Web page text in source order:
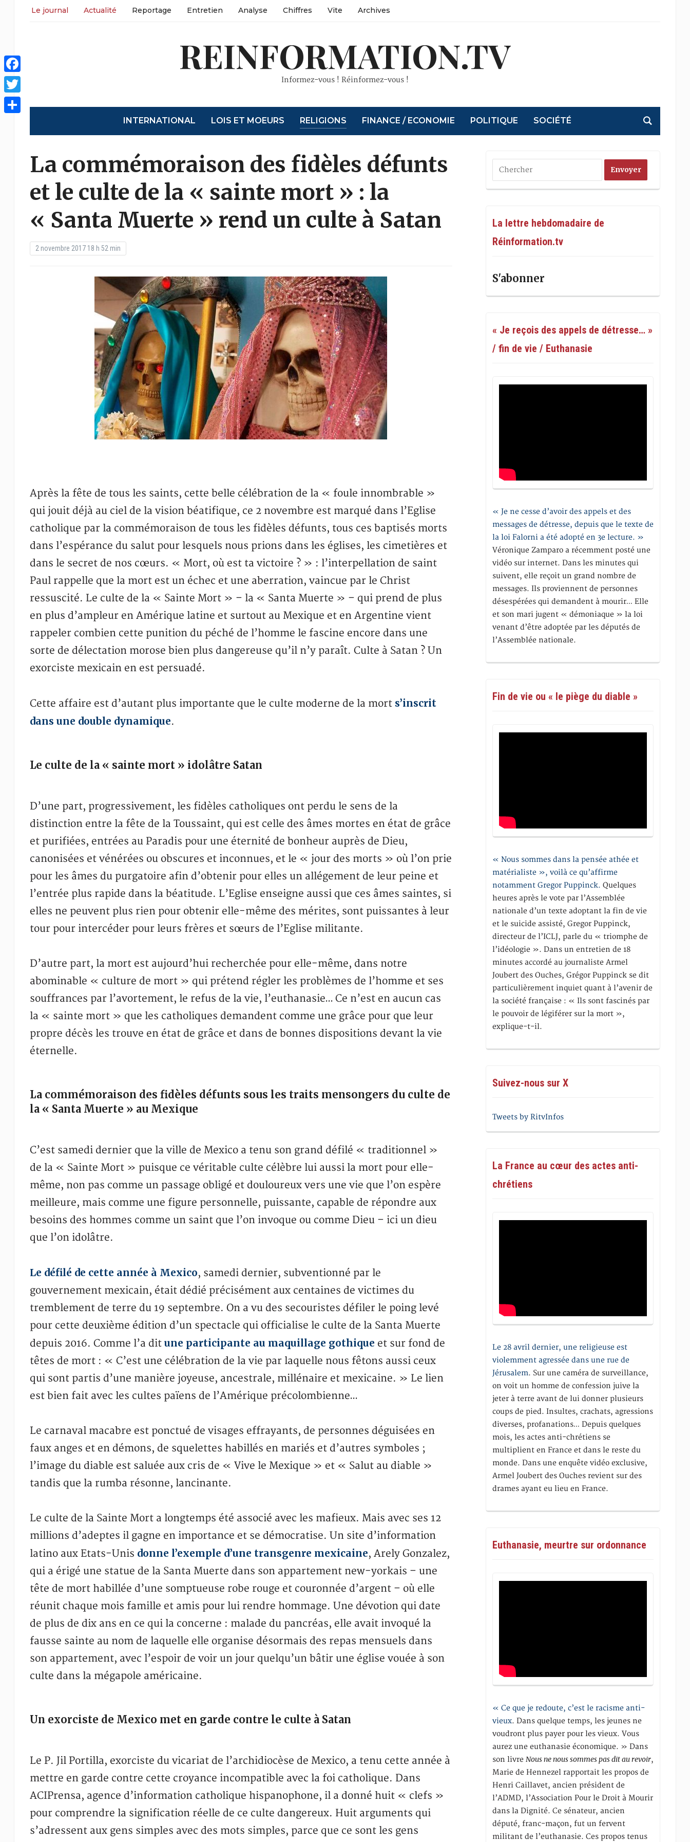
Le journal Actualité Reportage Entretien Analyse Chiffres Vite Archives
REINFORMATION.TV
Informez-vous ! Réinformez-vous !
INTERNATIONAL LOIS ET MOEURS RELIGIONS FINANCE / ECONOMIE POLITIQUE SOCIÉTÉ
La commémoraison des fidèles défunts
et le culte de la « sainte mort » : la
« Santa Muerte » rend un culte à Satan
2 novembre 2017 18 h 52 min
Après la fête de tous les saints, cette belle célébration de la « foule innombrable »
qui jouit déjà au ciel de la vision béatifique, ce 2 novembre est marqué dans l’Eglise
catholique par la commémoraison de tous les fidèles défunts, tous ces baptisés morts
dans l’espérance du salut pour lesquels nous prions dans les églises, les cimetières et
dans le secret de nos cœurs. « Mort, où est ta victoire ? » : l’interpellation de saint
Paul rappelle que la mort est un échec et une aberration, vaincue par le Christ
ressuscité. Le culte de la « Sainte Mort » – la « Santa Muerte » – qui prend de plus
en plus d’ampleur en Amérique latine et surtout au Mexique et en Argentine vient
rappeler combien cette punition du péché de l’homme le fascine encore dans une
sorte de délectation morose bien plus dangereuse qu’il n’y paraît. Culte à Satan ? Un
exorciste mexicain en est persuadé.
Cette affaire est d’autant plus importante que le culte moderne de la mort s’inscrit
dans une double dynamique.
Le culte de la « sainte mort » idolâtre Satan
D’une part, progressivement, les fidèles catholiques ont perdu le sens de la
distinction entre la fête de la Toussaint, qui est celle des âmes mortes en état de grâce
et purifiées, entrées au Paradis pour une éternité de bonheur auprès de Dieu,
canonisées et vénérées ou obscures et inconnues, et le « jour des morts » où l’on prie
pour les âmes du purgatoire afin d’obtenir pour elles un allégement de leur peine et
l’entrée plus rapide dans la béatitude. L’Eglise enseigne aussi que ces âmes saintes, si
elles ne peuvent plus rien pour obtenir elle-même des mérites, sont puissantes à leur
tour pour intercéder pour leurs frères et sœurs de l’Eglise militante.
D’autre part, la mort est aujourd’hui recherchée pour elle-même, dans notre
abominable « culture de mort » qui prétend régler les problèmes de l’homme et ses
souffrances par l’avortement, le refus de la vie, l’euthanasie… Ce n’est en aucun cas
la « sainte mort » que les catholiques demandent comme une grâce pour que leur
propre décès les trouve en état de grâce et dans de bonnes dispositions devant la vie
éternelle.
La commémoraison des fidèles défunts sous les traits mensongers du culte de
la « Santa Muerte » au Mexique
C’est samedi dernier que la ville de Mexico a tenu son grand défilé « traditionnel »
de la « Sainte Mort » puisque ce véritable culte célèbre lui aussi la mort pour elle-
même, non pas comme un passage obligé et douloureux vers une vie que l’on espère
meilleure, mais comme une figure personnelle, puissante, capable de répondre aux
besoins des hommes comme un saint que l’on invoque ou comme Dieu – ici un dieu
que l’on idolâtre.
Le défilé de cette année à Mexico, samedi dernier, subventionné par le
gouvernement mexicain, était dédié précisément aux centaines de victimes du
tremblement de terre du 19 septembre. On a vu des secouristes défiler le poing levé
pour cette deuxième édition d’un spectacle qui officialise le culte de la Santa Muerte
depuis 2016. Comme l’a dit une participante au maquillage gothique et sur fond de
têtes de mort : « C’est une célébration de la vie par laquelle nous fêtons aussi ceux
qui sont partis d’une manière joyeuse, ancestrale, millénaire et mexicaine. » Le lien
est bien fait avec les cultes païens de l’Amérique précolombienne…
Le carnaval macabre est ponctué de visages effrayants, de personnes déguisées en
faux anges et en démons, de squelettes habillés en mariés et d’autres symboles ;
l’image du diable est saluée aux cris de « Vive le Mexique » et « Salut au diable »
tandis que la rumba résonne, lancinante.
Le culte de la Sainte Mort a longtemps été associé avec les mafieux. Mais avec ses 12
millions d’adeptes il gagne en importance et se démocratise. Un site d’information
latino aux Etats-Unis donne l’exemple d’une transgenre mexicaine, Arely Gonzalez,
qui a érigé une statue de la Santa Muerte dans son appartement new-yorkais – une
tête de mort habillée d’une somptueuse robe rouge et couronnée d’argent – où elle
réunit chaque mois famille et amis pour lui rendre hommage. Une dévotion qui date
de plus de dix ans en ce qui la concerne : malade du pancréas, elle avait invoqué la
fausse sainte au nom de laquelle elle organise désormais des repas mensuels dans
son appartement, avec l’espoir de voir un jour quelqu’un bâtir une église vouée à son
culte dans la mégapole américaine.
Un exorciste de Mexico met en garde contre le culte à Satan
Le P. Jil Portilla, exorciste du vicariat de l’archidiocèse de Mexico, a tenu cette année à
mettre en garde contre cette croyance incompatible avec la foi catholique. Dans
ACIPrensa, agence d’information catholique hispanophone, il a donné huit « clefs »
pour comprendre la signification réelle de ce culte dangereux. Huit arguments qui
s’adressent aux gens simples avec des mots simples, parce que ce sont les gens
La lettre hebdomadaire de
Réinformation.tv
S'abonner
« Je reçois des appels de détresse… »
/ fin de vie / Euthanasie
« Je ne cesse d’avoir des appels et des
messages de détresse, depuis que le texte de
la loi Falorni a été adopté en 3e lecture. »
Véronique Zamparo a récemment posté une
vidéo sur internet. Dans les minutes qui
suivent, elle reçoit un grand nombre de
messages. Ils proviennent de personnes
désespérées qui demandent à mourir… Elle
et son mari jugent « démoniaque » la loi
venant d’être adoptée par les députés de
l’Assemblée nationale.
Fin de vie ou « le piège du diable »
« Nous sommes dans la pensée athée et
matérialiste », voilà ce qu’affirme
notamment Gregor Puppinck. Quelques
heures après le vote par l’Assemblée
nationale d’un texte adoptant la fin de vie
et le suicide assisté, Gregor Puppinck,
directeur de l’ICLJ, parle du « triomphe de
l’idéologie ». Dans un entretien de 18
minutes accordé au journaliste Armel
Joubert des Ouches, Grégor Puppinck se dit
particulièrement inquiet quant à l’avenir de
la société française : « Ils sont fascinés par
le pouvoir de légiférer sur la mort »,
explique-t-il.
Suivez-nous sur X
Tweets by RitvInfos
La France au cœur des actes anti-
chrétiens
Le 28 avril dernier, une religieuse est
violemment agressée dans une rue de
Jérusalem. Sur une caméra de surveillance,
on voit un homme de confession juive la
jeter à terre avant de lui donner plusieurs
coups de pied. Insultes, crachats, agressions
diverses, profanations… Depuis quelques
mois, les actes anti-chrétiens se
multiplient en France et dans le reste du
monde. Dans une enquête vidéo exclusive,
Armel Joubert des Ouches revient sur des
drames ayant eu lieu en France.
Euthanasie, meurtre sur ordonnance
« Ce que je redoute, c’est le racisme anti-
vieux. Dans quelque temps, les jeunes ne
voudront plus payer pour les vieux. Vous
aurez une euthanasie économique. » Dans
son livreNous ne nous sommes pas dit au revoir,
Marie de Hennezel rapportait les propos de
Henri Caillavet, ancien président de
l’ADMD, l’Association Pour le Droit à Mourir
dans la Dignité. Ce sénateur, ancien
député, franc-maçon, fut un fervent
militant de l’euthanasie. Ces propos tenus
Facebook
Twitter